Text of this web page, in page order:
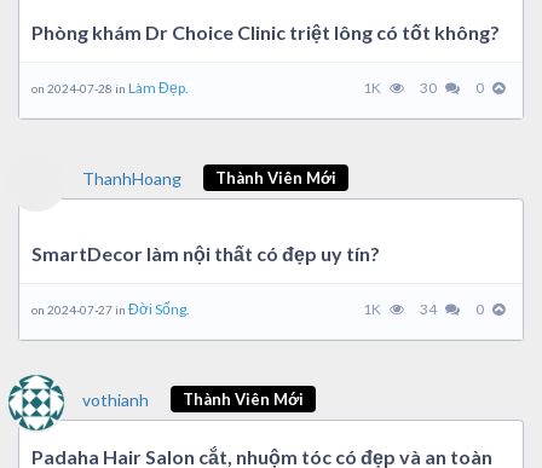
Phòng khám Dr Choice Clinic triệt lông có tốt không?
on 2024-07-28 in Làm Đẹp. 1K 30 0
ThanhHoang Thành Viên Mới
SmartDecor làm nội thất có đẹp uy tín?
on 2024-07-27 in Đời Sống. 1K 34 0
vothianh Thành Viên Mới
Padaha Hair Salon cắt, nhuộm tóc có đẹp và an toàn